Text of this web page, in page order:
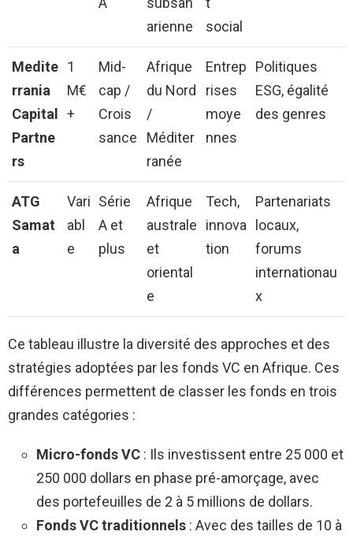
arienne
social
Medite
rrania
Capital
Partne
rs
1
M€
+
Mid-
cap /
Crois
sance
Afrique
du Nord
/
Méditer
ranée
Entrep
rises
moye
nnes
Politiques
ESG, égalité
des genres
ATG
Samat
a
Vari
abl
e
Série
A et
plus
Afrique
australe
et
oriental
e
Tech,
innova
tion
Partenariats
locaux,
forums
internationau
x
Ce tableau illustre la diversité des approches et des
stratégies adoptées par les fonds VC en Afrique. Ces
différences permettent de classer les fonds en trois
grandes catégories :
Micro-fonds VC : Ils investissent entre 25 000 et
250 000 dollars en phase pré-amorçage, avec
des portefeuilles de 2 à 5 millions de dollars.
Fonds VC traditionnels : Avec des tailles de 10 à